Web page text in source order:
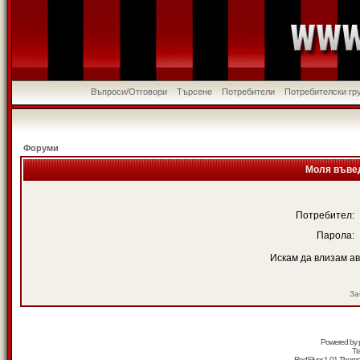
Въпроси/Отговори Търсене Потребители Потребителски
Форуми
Моля
Потребител:
Парола:
Искам да влизам
Powered by